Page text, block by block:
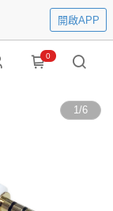
開啟APP
0
1/6